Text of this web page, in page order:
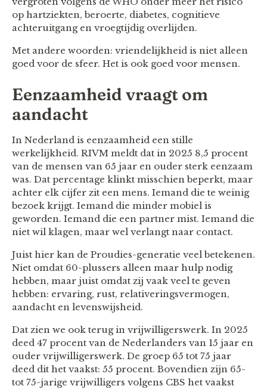
op hartziekten, beroerte, diabetes, cognitieve
achteruitgang en vroegtijdig overlijden.
Met andere woorden: vriendelijkheid is niet alleen
goed voor de sfeer. Het is ook goed voor mensen.
Eenzaamheid vraagt om
aandacht
In Nederland is eenzaamheid een stille
werkelijkheid. RIVM meldt dat in 2025 8,5 procent
van de mensen van 65 jaar en ouder sterk eenzaam
was. Dat percentage klinkt misschien beperkt, maar
achter elk cijfer zit een mens. Iemand die te weinig
bezoek krijgt. Iemand die minder mobiel is
geworden. Iemand die een partner mist. Iemand die
niet wil klagen, maar wel verlangt naar contact.
Juist hier kan de Proudies-generatie veel betekenen.
Niet omdat 60-plussers alleen maar hulp nodig
hebben, maar juist omdat zij vaak veel te geven
hebben: ervaring, rust, relativeringsvermogen,
aandacht en levenswijsheid.
Dat zien we ook terug in vrijwilligerswerk. In 2025
deed 47 procent van de Nederlanders van 15 jaar en
ouder vrijwilligerswerk. De groep 65 tot 75 jaar
deed dit het vaakst: 55 procent. Bovendien zijn 65-
tot 75-jarige vrijwilligers volgens CBS het vaakst